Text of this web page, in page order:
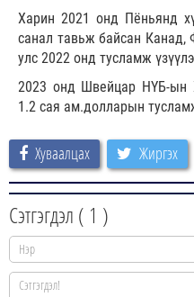
Харин 2021 онд Пёньянд
санал тавьж байсан Канад,
улс 2022 онд тусламж
2023 онд Швейцар НҮБ-ын
1.2 сая ам.долларын
Хуваалцах Жиргэх
Сэтгэгдэл ( 1 )